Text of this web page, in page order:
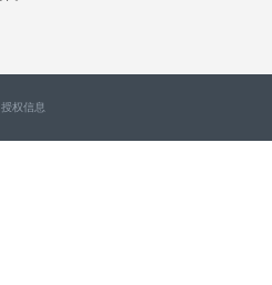
授权信息